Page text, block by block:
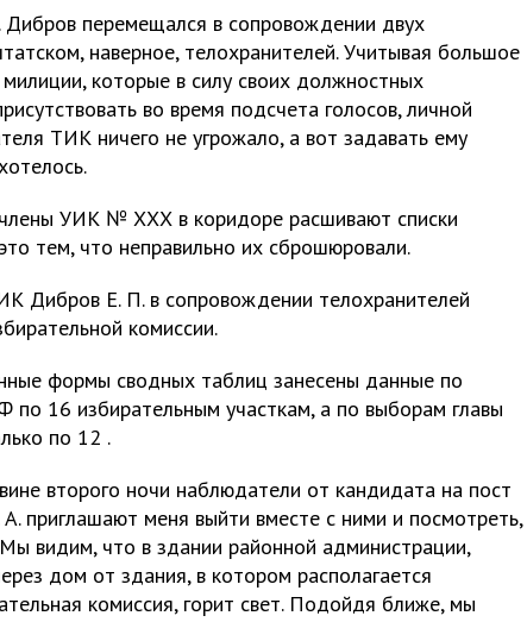
перемещался в сопровождении двух
наверное, телохранителей. Учитывая большое
которые в силу своих должностных
во время подсчета голосов, личной
ТИК ничего не угрожало, а вот задавать ему
УИК № ХХХ в коридоре расшивают списки
тем, что неправильно их сброшюровали.
Дибров Е. П. в сопровождении телохранителей
комиссии.
формы сводных таблиц занесены данные по
16 избирательным участкам, а по выборам главы
по 12 .
второго ночи наблюдатели от кандидата на пост
А. приглашают меня выйти вместе с ними и посмотреть,
видим, что в здании районной администрации,
дом от здания, в котором располагается
комиссия, горит свет. Подойдя ближе, мы